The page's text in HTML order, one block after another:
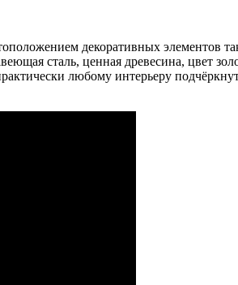
декоративных элементов
сталь, ценная древесина, цвет
любому интерьеру